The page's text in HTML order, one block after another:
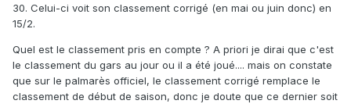
30. Celui-ci voit son classement corrigé (en mai ou juin donc) en
15/2.
Quel est le classement pris en compte ? A priori je dirai que c'est
le classement du gars au jour ou il a été joué.... mais on constate
que sur le palmarès officiel, le classement corrigé remplace le
classement de début de saison, donc je doute que ce dernier soit